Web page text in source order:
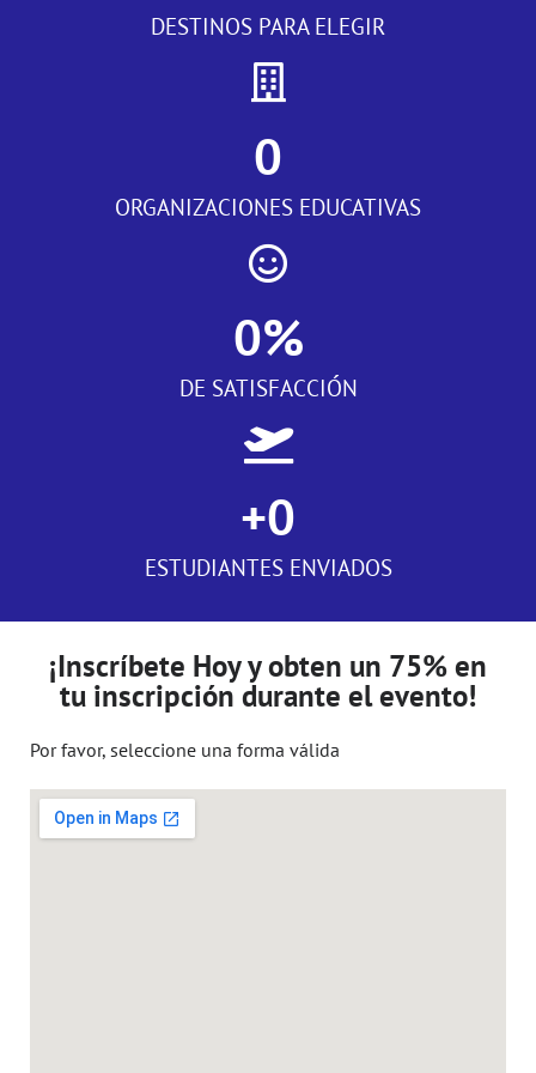
DESTINOS PARA ELEGIR
ORGANIZACIONES EDUCATIVAS
0
DE SATISFACCIÓN
0%
ESTUDIANTES ENVIADOS
+0
¡Inscríbete Hoy y obten un 75% en
tu inscripción durante el evento!
Por favor, seleccione una forma válida